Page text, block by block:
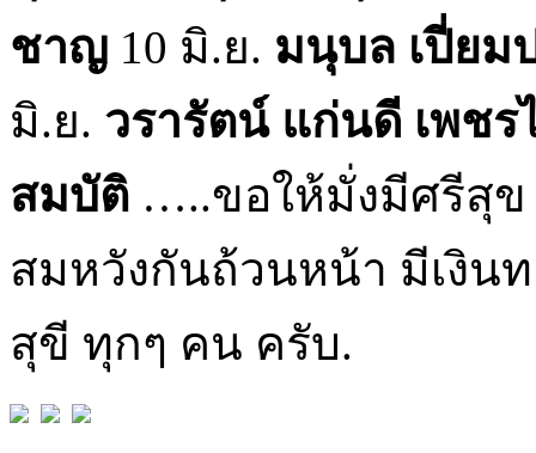
ชาญ 10 มิ.ย. มนุบล เปี่ยม
มิ.ย. วรารัตน์ แก่นดี เพช
สมบัติ …..ขอให้มั่งมีศรีสุ
สมหวังกันถ้วนหน้า มีเงิน
สุขี ทุกๆ คน ครับ.